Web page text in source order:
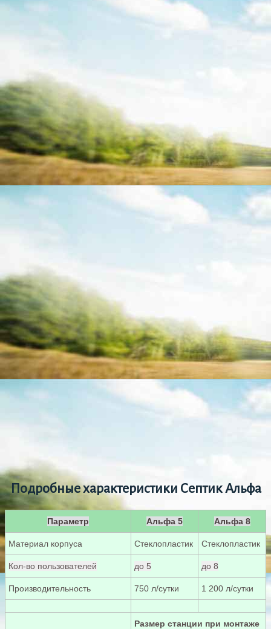
Подробные характеристики Септик Альфа
Параметр Альфа 5 Альфа 8
Материал корпуса Стеклопластик Стеклопластик
Кол-во пользователей до 5 до 8
Производительность 750 л/сутки 1 200 л/сутки
Размер станции при монтаже